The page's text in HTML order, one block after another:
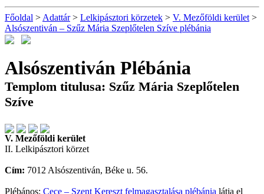
Főoldal > Adattár> Lelkipásztori körzetek > V. Mezőföldi kerület >
Alsószentiván – Szűz Mária Szeplőtelen Szíve plébánia
Alsószentiván Plébánia
Templom titulusa: Szűz Mária Szeplőtelen
Szíve
V. Mezőföldi kerület
II. Lelkipásztori körzet
Cím: 7012 Alsószentiván, Béke u. 56.
Plébános: Cece – Szent Kereszt felmagasztalása plébánia látja el